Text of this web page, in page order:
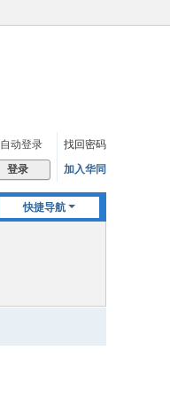
自动登录
找回密码
登录 加入华同
快捷导航